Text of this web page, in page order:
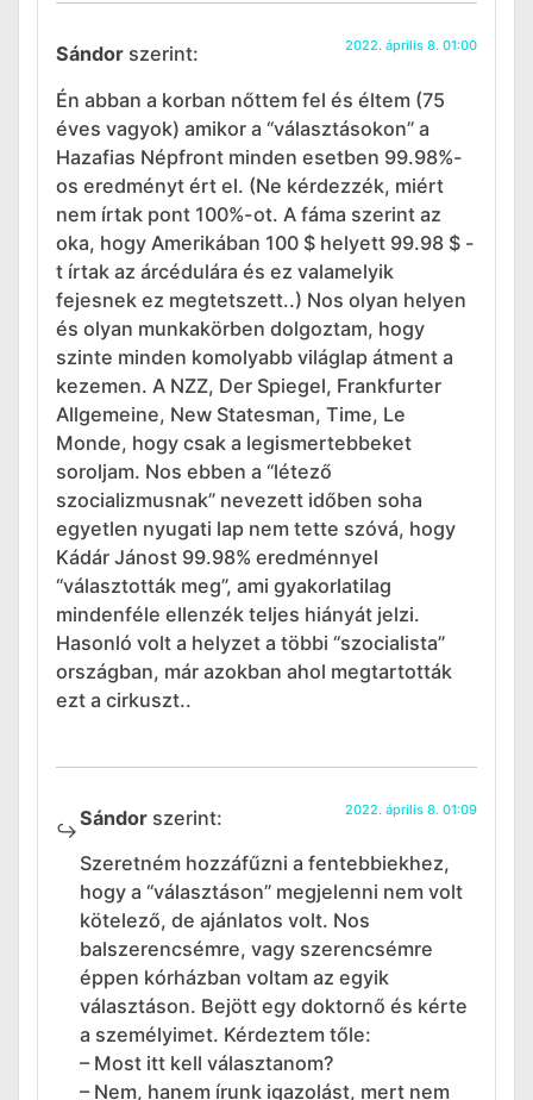
Sándor szerint: 2022. április 8. 01:00
Én abban a korban nőttem fel és éltem (75
éves vagyok) amikor a “választásokon” a
Hazafias Népfront minden esetben 99.98%-
os eredményt ért el. (Ne kérdezzék, miért
nem írtak pont 100%-ot. A fáma szerint az
oka, hogy Amerikában 100 $ helyett 99.98 $ -
t írtak az árcédulára és ez valamelyik
fejesnek ez megtetszett..) Nos olyan helyen
és olyan munkakörben dolgoztam, hogy
szinte minden komolyabb világlap átment a
kezemen. A NZZ, Der Spiegel, Frankfurter
Allgemeine, New Statesman, Time, Le
Monde, hogy csak a legismertebbeket
soroljam. Nos ebben a “létező
szocializmusnak” nevezett időben soha
egyetlen nyugati lap nem tette szóvá, hogy
Kádár Jánost 99.98% eredménnyel
“választották meg”, ami gyakorlatilag
mindenféle ellenzék teljes hiányát jelzi.
Hasonló volt a helyzet a többi “szocialista”
országban, már azokban ahol megtartották
ezt a cirkuszt..
Sándor szerint: 2022. április 8. 01:09
Szeretném hozzáfűzni a fentebbiekhez,
hogy a “választáson” megjelenni nem volt
kötelező, de ajánlatos volt. Nos
balszerencsémre, vagy szerencsémre
éppen kórházban voltam az egyik
választáson. Bejött egy doktornő és kérte
a személyimet. Kérdeztem tőle:
– Most itt kell választanom?
– Nem, hanem írunk igazolást, mert nem